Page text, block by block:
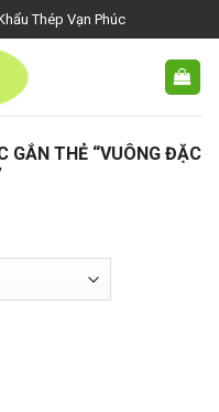
Thép Vạn Phúc
GẮN THẺ “VUÔNG ĐẶC